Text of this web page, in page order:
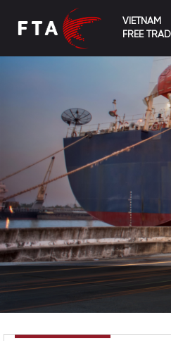
VIETNAM
FREE